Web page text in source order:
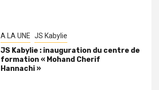
A LA UNE JS Kabylie
JS Kabylie : inauguration du centre de
formation « Mohand Cherif
Hannachi »